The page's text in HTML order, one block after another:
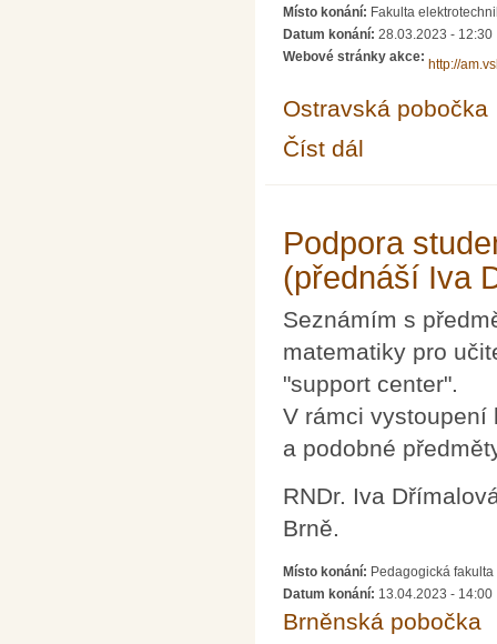
Místo konání: Fakulta
Datum konání: 28.03.2023 - 12:30
Webové stránky akce:
http://
Ostravská pobočka
Číst dál
Podpora
(přednáší Iva
Seznámím s
matematiky pro
"support center".
V rámci vystoupení
a podobné
RNDr. Iva
Brně.
Místo konání: Pedagogická
Datum konání: 13.04.2023 - 14:00
Brněnská pobočka